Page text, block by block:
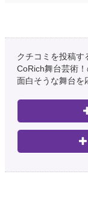
クチコミを投稿す
CoRich舞台芸術！
面白そうな舞台を